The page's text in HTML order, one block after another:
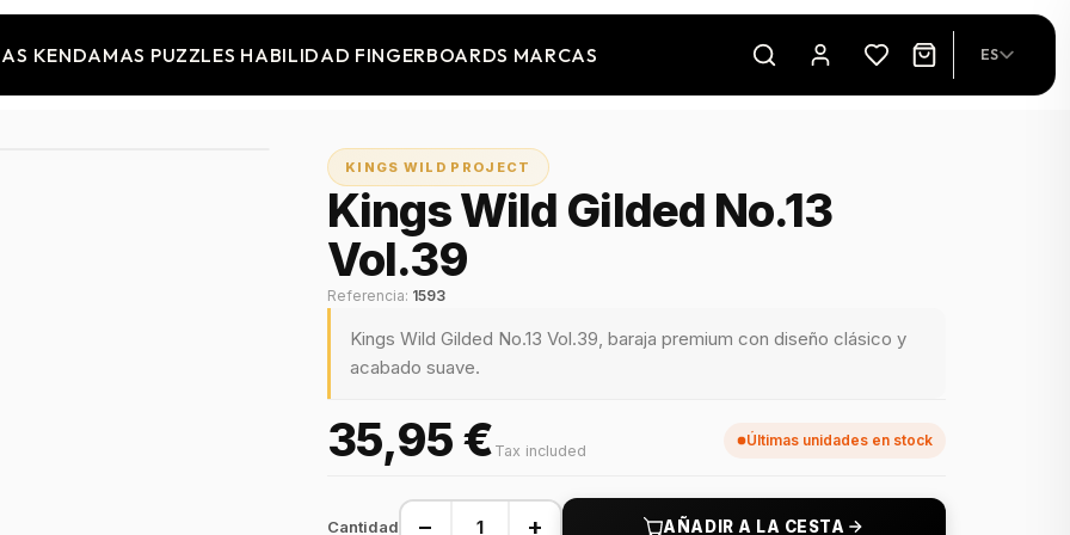
KENDAMAS PUZZLES HABILIDAD FINGERBOARDS MARCAS ES
KINGS WILD PROJECT
Kings Wild Gilded No.13
Vol.39
Referencia: 1593
Kings Wild Gilded No.13 Vol.39, baraja premium con diseño clásico y
acabado suave.
35,95 € Tax included
Últimas unidades en stock
Cantidad − + AÑADIR A LA CESTA